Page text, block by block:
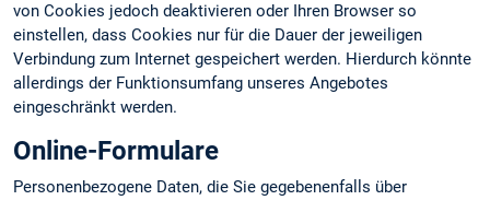
von Cookies jedoch deaktivieren oder Ihren Browser so
einstellen, dass Cookies nur für die Dauer der jeweiligen
Verbindung zum Internet gespeichert werden. Hierdurch könnte
allerdings der Funktionsumfang unseres Angebotes
eingeschränkt werden.
Online-Formulare
Personenbezogene Daten, die Sie gegebenenfalls über